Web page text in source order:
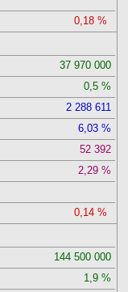
0,18
37 970 000
0,5
2 288 611
6,03
52 392
2,29
0,14
144 500 000
1,9